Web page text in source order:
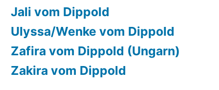
Jali vom Dippold
Ulyssa/Wenke vom Dippold
Zafira vom Dippold (Ungarn)
Zakira vom Dippold